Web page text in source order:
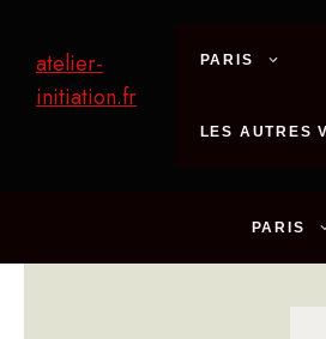
contenu
atelier-
initiation.fr
PARIS
LES AUTRES
PARIS